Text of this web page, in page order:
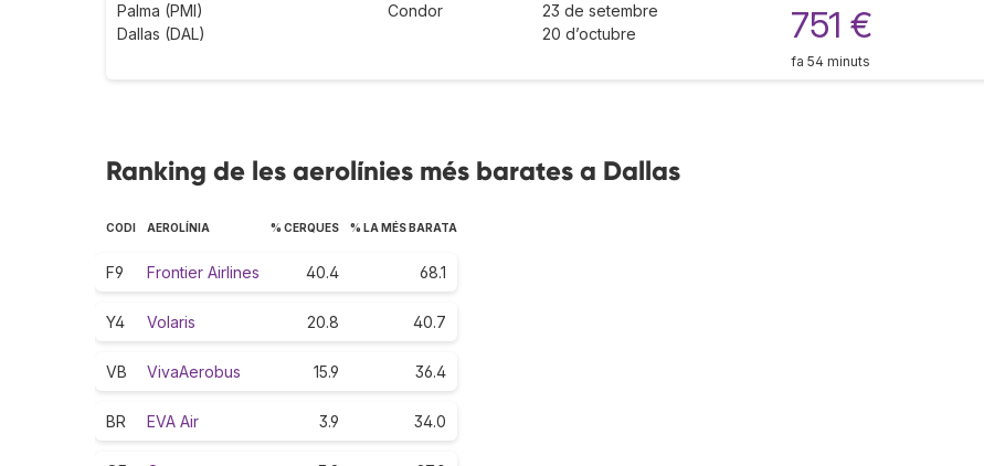
Palma (PMI)
Dallas (DAL)
Condor
23 de setembre
20 d’octubre
751 €
fa 54 minuts
Ranking de les aerolínies més barates a Dallas
CODI AEROLÍNIA % CERQUES % LA MÉS BARATA
F9 Frontier Airlines 40.4 68.1
Y4 Volaris 20.8 40.7
VB VivaAerobus 15.9 36.4
BR EVA Air 3.9 34.0